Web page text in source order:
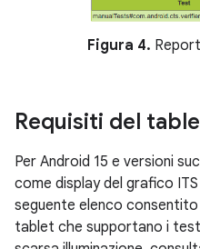
Figura 4.
Requisiti del
Per Android 15 e versioni
come display del grafico
seguente elenco
tablet che supportano i